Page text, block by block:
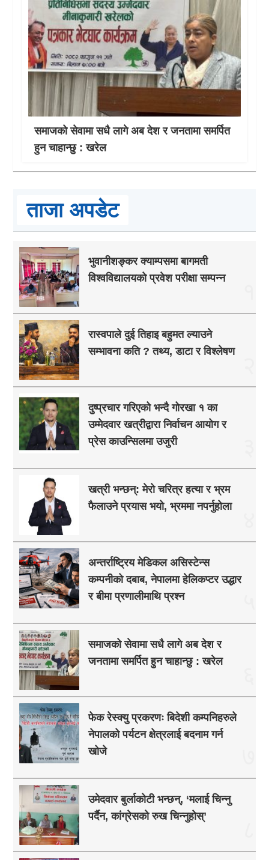
समाजको सेवामा सधै लागे अब देश र जनतामा समर्पित
हुन चाहान्छु : खरेल
ताजा अपडेट
भुवानीशङ्कर क्याम्पसमा बागमती
विश्वविद्यालयको प्रवेश परीक्षा सम्पन्न
रास्वपाले दुई तिहाइ बहुमत ल्याउने
सम्भावना कति ? तथ्य, डाटा र विश्लेषण
दुष्प्रचार गरिएको भन्दै गोरखा १ का
उम्मेदवार खत्रीद्वारा निर्वाचन आयोग र
प्रेस काउन्सिलमा उजुरी
खत्री भन्छन्: मेरो चरित्र हत्या र भ्रम
फैलाउने प्रयास भयो, भ्रममा नपर्नुहोला
अन्तर्राष्ट्रिय मेडिकल असिस्टेन्स
कम्पनीको दबाब, नेपालमा हेलिकप्टर उद्धार
र बीमा प्रणालीमाथि प्रश्न
समाजको सेवामा सधै लागे अब देश र
जनतामा समर्पित हुन चाहान्छु : खरेल
फेक रेस्क्यु प्रकरणः बिदेशी कम्पनिहरुले
नेपालको पर्यटन क्षेत्रलाई बदनाम गर्न
खोजे
उमेदवार बुर्लाकोटी भन्छन्, ‘मलाई चिन्नु
पर्दैन, कांग्रेसको रुख चिन्नुहोस्’